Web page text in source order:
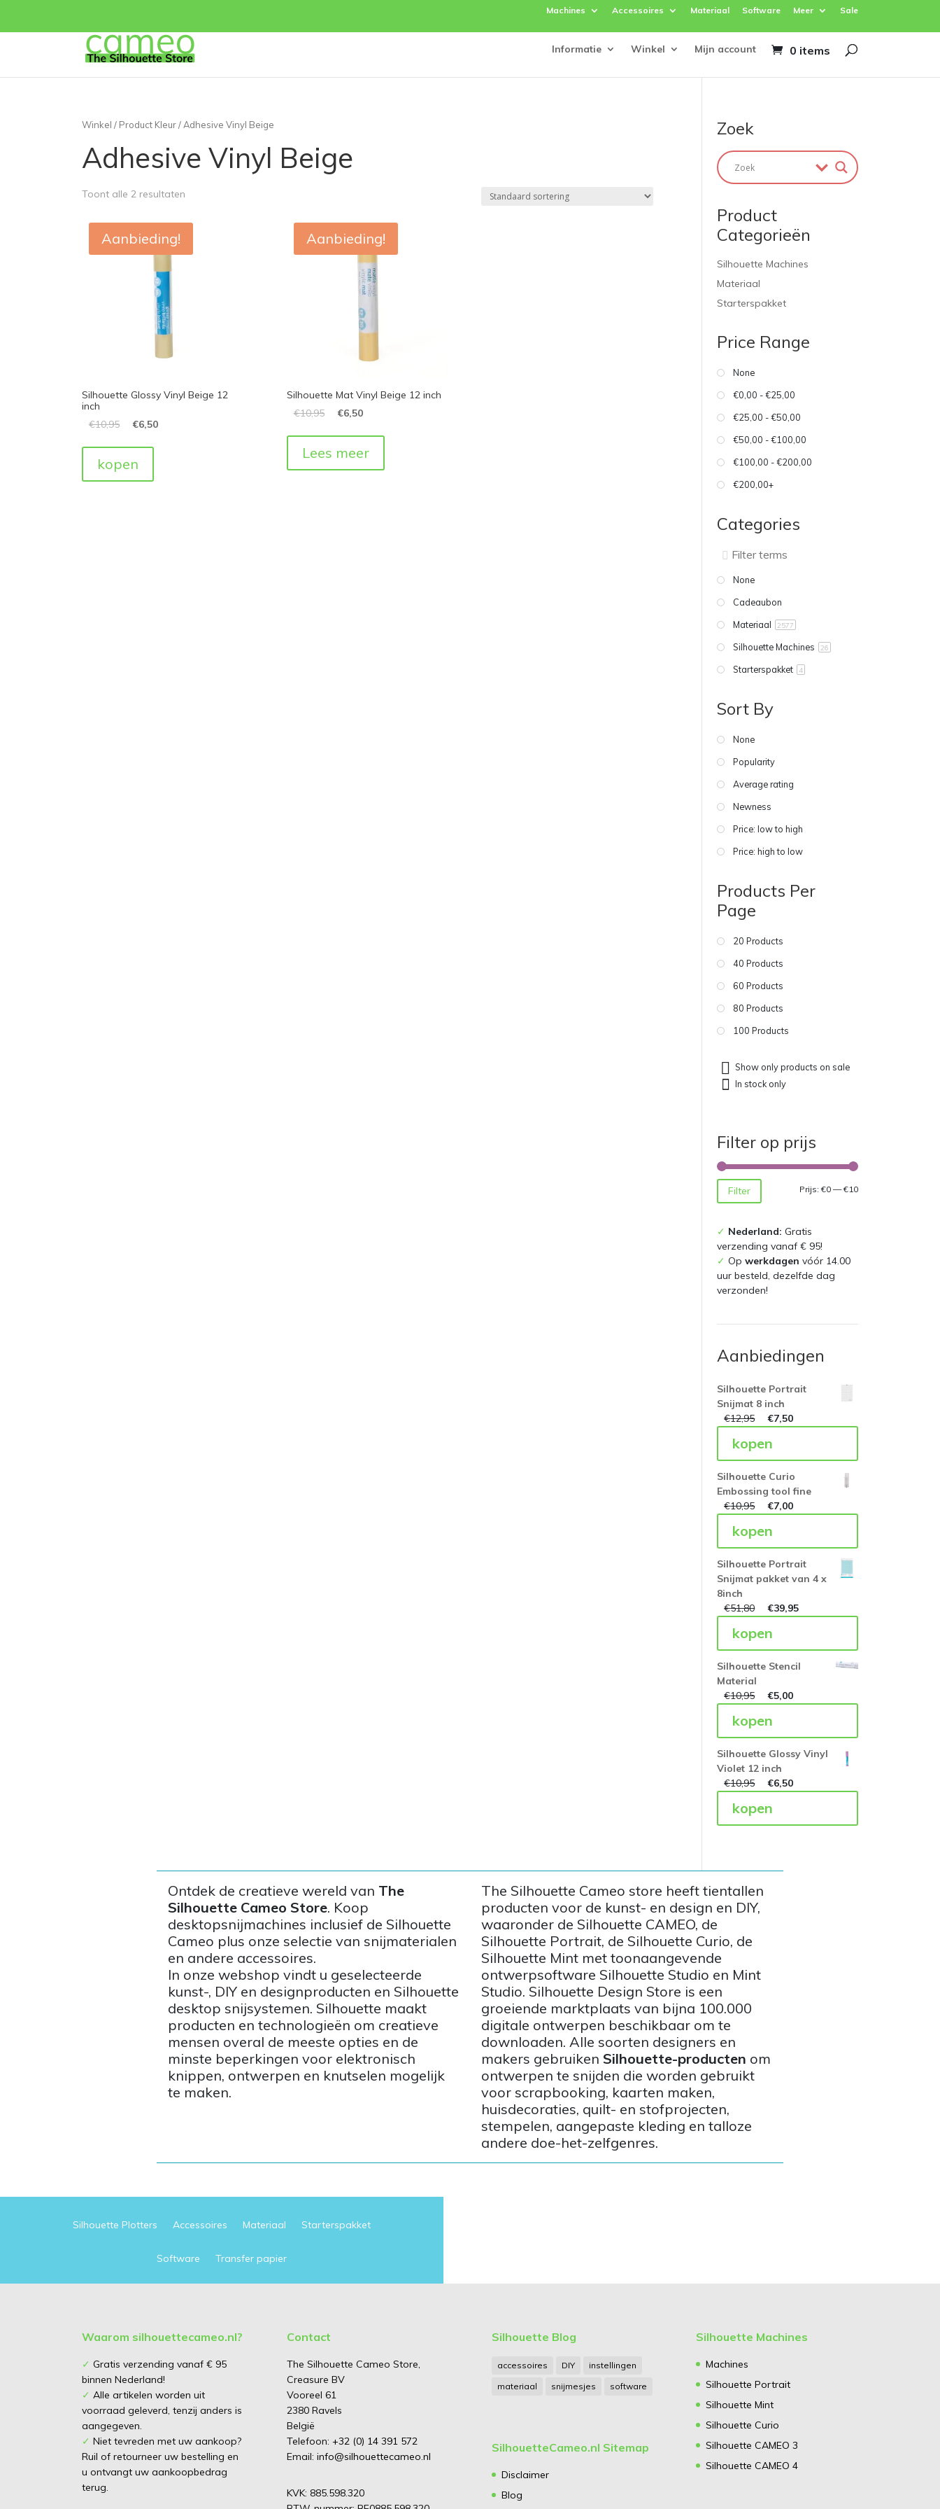
Machines Accessoires Materiaal Software Meer Sale
Informatie Winkel Mijn account 0 items
Winkel / Product Kleur / Adhesive Vinyl Beige
Adhesive Vinyl Beige
Toont alle 2 resultaten
Aanbieding!
Silhouette Glossy Vinyl Beige 12
inch
€10,95 €6,50
kopen
Aanbieding!
Silhouette Mat Vinyl Beige 12 inch
€10,95 €6,50
Lees meer
Zoek
Product
Categorieën
Silhouette Machines
Materiaal
Starterspakket
Price Range
None
€0,00 - €25,00
€25,00 - €50,00
€50,00 - €100,00
€100,00 - €200,00
€200,00+
Categories
None
Cadeaubon
Materiaal
2577
Silhouette Machines 26
Starterspakket 4
Sort By
None
Popularity
Average rating
Newness
Price: low to high
Price: high to low
Products Per
Page
20 Products
40 Products
60 Products
80 Products
100 Products
Show only products on sale
In stock only
Filter op prijs
Min.
Max.
Filter Prijs:€0—€10
✓ Nederland:Gratis
verzending vanaf € 95!
✓ Opwerkdagen vóór 14.00
uur besteld, dezelfde dag
verzonden!
Aanbiedingen
Silhouette Portrait
Snijmat 8 inch
€12,95 €7,50
kopen
Silhouette Curio
Embossing tool fine
€10,95 €7,00
kopen
Silhouette Portrait
Snijmat pakket van 4 x
8inch
€51,80 €39,95
kopen
Silhouette Stencil
Material
€10,95 €5,00
kopen
Silhouette Glossy Vinyl
Violet 12 inch
€10,95 €6,50
kopen
Ontdek de creatieve wereld van The
Silhouette Cameo Store. Koop
desktopsnijmachines inclusief de Silhouette
Cameo plus onze selectie van snijmaterialen
en andere accessoires.
In onze webshop vindt u geselecteerde
kunst-, DIY en designproducten en Silhouette
desktop snijsystemen. Silhouette maakt
producten en technologieën om creatieve
mensen overal de meeste opties en de
minste beperkingen voor elektronisch
knippen, ontwerpen en knutselen mogelijk
te maken.
The Silhouette Cameo store heeft tientallen
producten voor de kunst- en design en DIY,
waaronder de Silhouette CAMEO, de
Silhouette Portrait, de Silhouette Curio, de
Silhouette Mint met toonaangevende
ontwerpsoftware Silhouette Studio en Mint
Studio. Silhouette Design Store is een
groeiende marktplaats van bijna 100.000
digitale ontwerpen beschikbaar om te
downloaden. Alle soorten designers en
makers gebruiken Silhouette-producten om
ontwerpen te snijden die worden gebruikt
voor scrapbooking, kaarten maken,
huisdecoraties, quilt- en stofprojecten,
stempelen, aangepaste kleding en talloze
andere doe-het-zelfgenres.
Silhouette Plotters Accessoires Materiaal Starterspakket
Software Transfer papier
Waarom silhouettecameo.nl?
✓ Gratis verzending vanaf € 95
binnen Nederland!
✓ Alle artikelen worden uit
voorraad geleverd, tenzij anders is
aangegeven.
✓ Niet tevreden met uw aankoop?
Ruil of retourneer uw bestelling en
u ontvangt uw aankoopbedrag
terug.
Contact
The Silhouette Cameo Store,
Creasure BV
Vooreel 61
2380 Ravels
België
Telefoon: +32 (0) 14 391 572
Email: info@silhouettecameo.nl
KVK: 885.598.320
Silhouette Blog
accessoires DIY
instellingen
materiaal
snijmesjes software
SilhouetteCameo.nl Sitemap
Disclaimer
Blog
Silhouette Machines
Machines
Silhouette Portrait
Silhouette Mint
Silhouette Curio
Silhouette CAMEO 3
Silhouette CAMEO 4